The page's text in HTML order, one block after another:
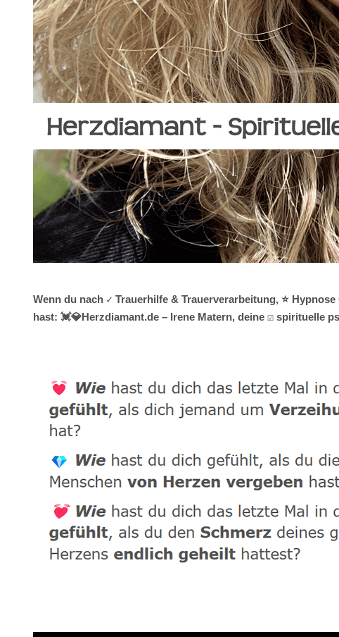
Wenn du nach ✓ Trauerhilfe & Trauerverarbeitung, ⭐
hast: 💓️💎Herzdiamant.de – Irene Matern, deine ☑️ spirituelle